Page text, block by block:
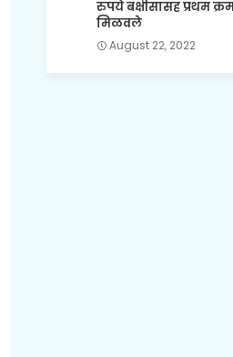
रुपये बक्षीसासह प्रथम
मिळवले
August 22, 2022